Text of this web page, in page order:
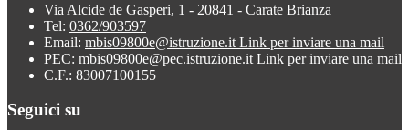
Via Alcide de Gasperi, 1 - 20841 - Carate Brianza
Tel: 0362/903597
Email: mbis09800e@istruzione.it Link per inviare una mail
PEC: mbis09800e@pec.istruzione.it Link per inviare una mail
C.F.: 83007100155
Seguici su